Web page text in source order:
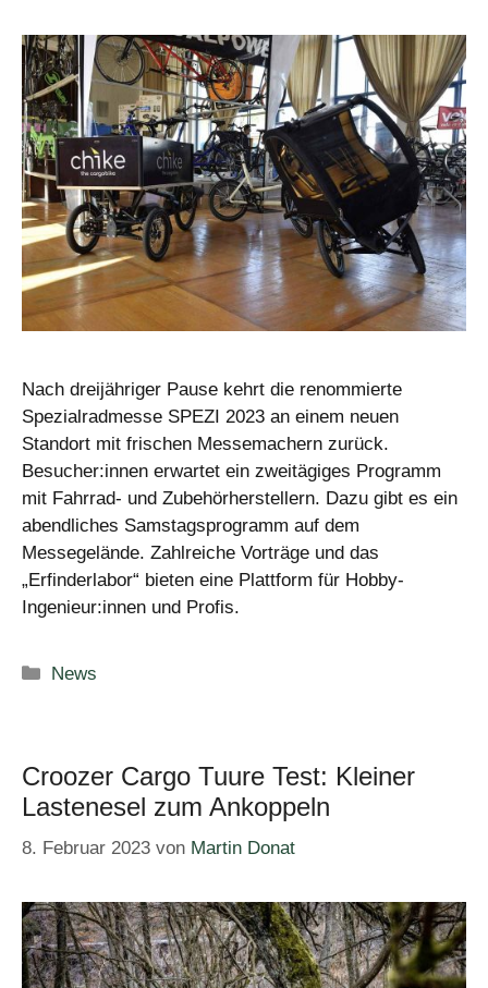
Nach dreijähriger Pause kehrt die renommierte
Spezialradmesse SPEZI 2023 an einem neuen
Standort mit frischen Messemachern zurück.
Besucher:innen erwartet ein zweitägiges Programm
mit Fahrrad- und Zubehörherstellern. Dazu gibt es ein
abendliches Samstagsprogramm auf dem
Messegelände. Zahlreiche Vorträge und das
„Erfinderlabor“ bieten eine Plattform für Hobby-
Ingenieur:innen und Profis.
Kategorien
News
Croozer Cargo Tuure Test: Kleiner
Lastenesel zum Ankoppeln
8. Februar 2023 von Martin Donat